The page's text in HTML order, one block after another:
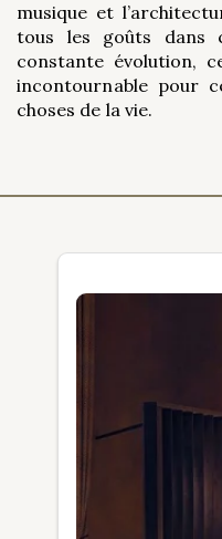
musique et
tous les goûts dans
constante évolution,
incontournable pour
choses de la vie.